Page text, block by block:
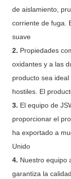
de aislamiento,
corriente de fuga.
suave
2. Propiedades
oxidantes y a las
producto sea
hostiles. El
3. El equipo de
proporcionar el
ha exportado a
Unido
4. Nuestro equipo
garantiza la